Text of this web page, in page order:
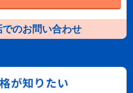
でのお問い合わせ